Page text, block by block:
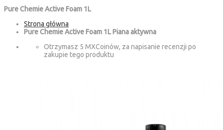
Pure Chemie Active Foam 1L
Strona główna
Pure Chemie Active Foam 1L Piana aktywna
Otrzymasz 5 MXCoinów, za napisanie recenzji po
zakupie tego produktu